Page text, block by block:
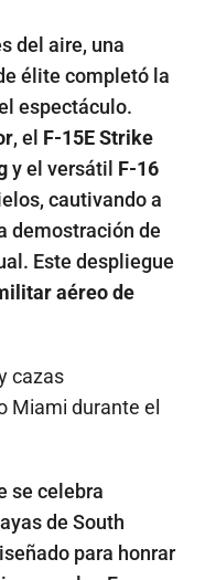
del aire, una
élite completó la
espectáculo.
, el F-15E Strike
y el versátil F-16
cautivando a
demostración de
Este despliegue
aéreo de
se celebra
de South
para honrar